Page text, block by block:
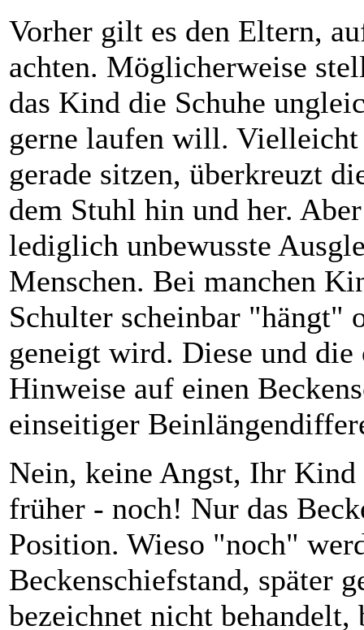
Vorher gilt es den Eltern,
achten. Möglicherweise
das Kind die Schuhe
gerne laufen will.
gerade sitzen, überkreuzt
dem Stuhl hin und her.
lediglich unbewusste
Menschen. Bei manchen
Schulter scheinbar "hängt"
geneigt wird. Diese und
Hinweise auf einen
einseitiger
Nein, keine Angst, Ihr Kind
früher - noch! Nur das
Position. Wieso "noch"
Beckenschiefstand, später
bezeichnet nicht